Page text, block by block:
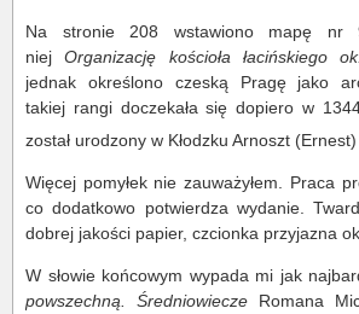
Na stronie 208 wstawiono mapę nr
niejOrganizację kościoła łacińskiego
jednak określono czeską Pragę jako
takiej rangi doczekała się dopiero w
został urodzony w Kłodzku Arnoszt
Więcej pomyłek nie zauważyłem. Praca
co dodatkowo potwierdza wydanie.
dobrej jakości papier, czcionka przyjazna
W słowie końcowym wypada mi jak
powszechną. Średniowiecze Romana